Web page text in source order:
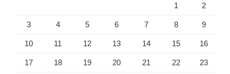
1 2
3 4 5 6 7 8 9
10 11 12 13 14 15 16
17 18 19 20 21 22 23